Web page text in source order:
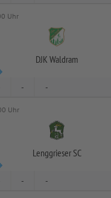
Uhr
DJK Waldram
- -
Uhr
Lenggrieser SC
- -